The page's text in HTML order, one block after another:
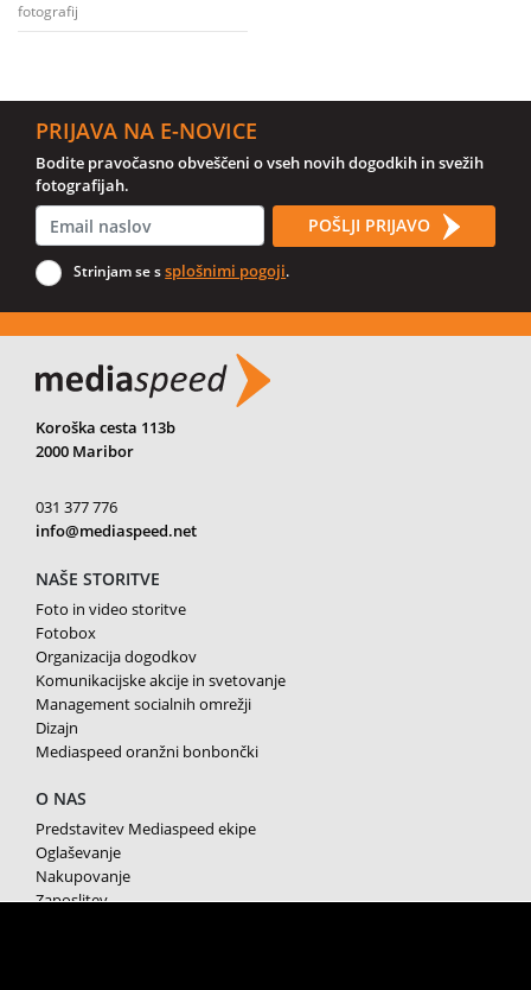
fotografij
PRIJAVA NA E-NOVICE
Bodite pravočasno obveščeni o vseh novih dogodkih in svežih
fotografijah.
POŠLJI PRIJAVO
Strinjam se ssplošnimi pogoji.
Koroška cesta 113b
2000 Maribor
031 377 776
info@mediaspeed.net
NAŠE STORITVE
Foto in video storitve
Fotobox
Organizacija dogodkov
Komunikacijske akcije in svetovanje
Management socialnih omrežji
Dizajn
Mediaspeed oranžni bonbončki
O NAS
Predstavitev Mediaspeed ekipe
Oglaševanje
Nakupovanje
Zaposlitev